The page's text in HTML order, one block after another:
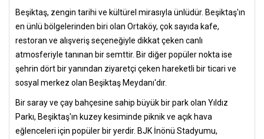
Beşiktaş, zengin tarihi ve kültürel mirasıyla ünlüdür. Beşiktaş'ın
en ünlü bölgelerinden biri olan Ortaköy, çok sayıda kafe,
restoran ve alışveriş seçeneğiyle dikkat çeken canlı
atmosferiyle tanınan bir semttir. Bir diğer popüler nokta ise
şehrin dört bir yanından ziyaretçi çeken hareketli bir ticari ve
sosyal merkez olan Beşiktaş Meydanı'dır.
Bir saray ve çay bahçesine sahip büyük bir park olan Yıldız
Parkı, Beşiktaş'ın kuzey kesiminde piknik ve açık hava
eğlenceleri için popüler bir yerdir. BJK İnönü Stadyumu,